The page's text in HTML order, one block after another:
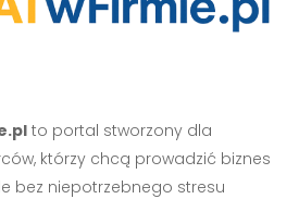
to portal stworzony dla
którzy chcą prowadzić biznes
bez niepotrzebnego stresu